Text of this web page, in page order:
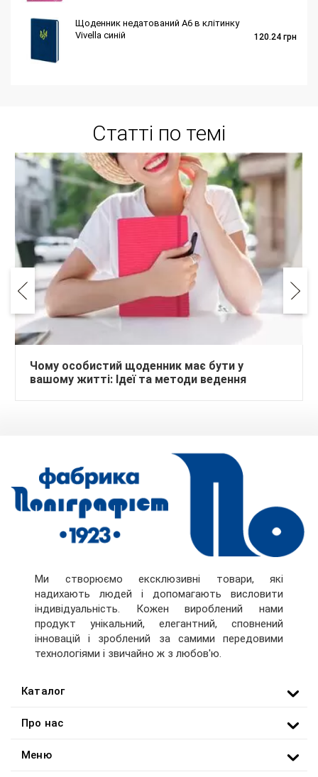
Щоденник недатований А6 в клітинку
Vivella синій
120.24 грн
Статті по темі
Чому особистий щоденник має бути у
вашому житті: Ідеї та методи ведення
Ми створюємо ексклюзивні товари, які
надихають людей і допомагають висловити
індивідуальність. Кожен вироблений нами
продукт унікальний, елегантний, сповнений
інновацій і зроблений за самими передовими
технологіями і звичайно ж з любов'ю.
Каталог
Про нас
Меню